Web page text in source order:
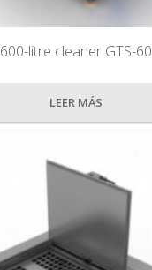
600-litre cleaner GTS-60
LEER MÁS